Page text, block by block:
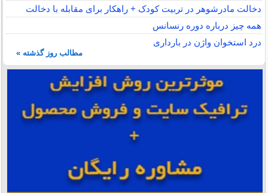
دخالت مادرشوهر در تربیت کودک + راهکار برای مقابله با دخالت
همه چیز درباره دوره رنسانس
درد استخوان واژن در بارداری
مطالب روز گذشته »